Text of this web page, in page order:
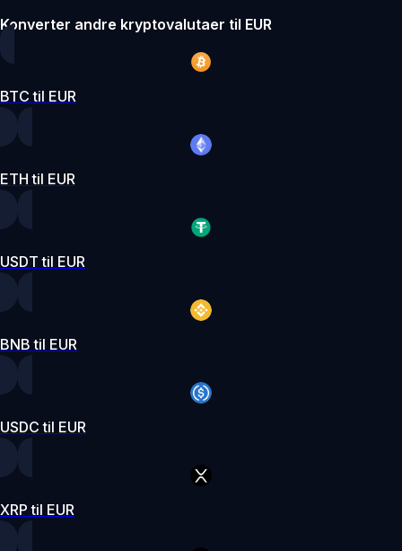
Konverter andre kryptovalutaer til EUR
BTC til EUR
ETH til EUR
USDT til EUR
BNB til EUR
USDC til EUR
XRP til EUR